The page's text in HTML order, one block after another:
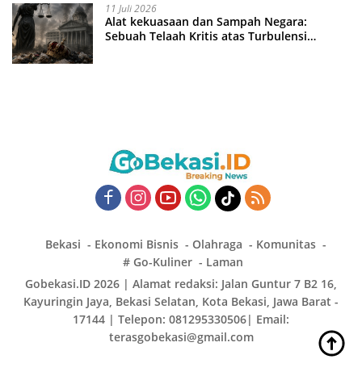
11 Juli 2026
Alat kekuasaan dan Sampah Negara:
Sebuah Telaah Kritis atas Turbulensi
Bekasi Ekonomi Bisnis Olahraga
Komunitas
# Go-Kuliner
Laman
Gobekasi.ID 2026 | Alamat redaksi: Jalan Guntur 7 B2 16,
Kayuringin Jaya, Bekasi Selatan, Kota Bekasi, Jawa Barat -
17144 | Telepon: 081295330506| Email:
terasgobekasi@gmail.com